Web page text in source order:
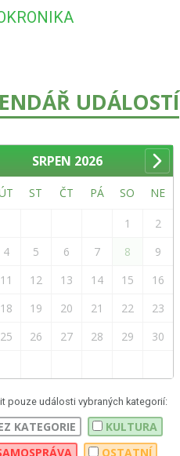
UDÁLOSTÍ
SRPEN 2026
ST ČT PÁ SO NE
1
2
4 5 6 7 8
9
11 12 13 14 15
16
18 19 20 21 22
23
25 26 27 28 29
30
pouze události vybraných kategorií:
KATEGORIE
KULTURA
OSTATNÍ